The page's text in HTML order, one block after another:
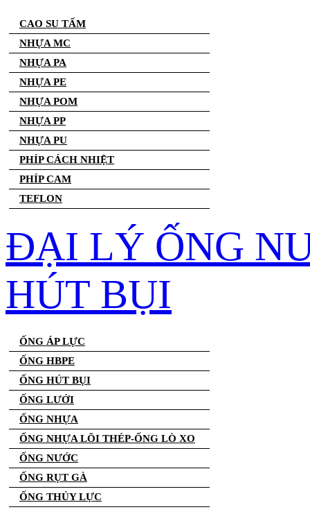
CAO SU TẤM
NHỰA MC
NHỰA PA
NHỰA PE
NHỰA POM
NHỰA PP
NHỰA PU
PHÍP CÁCH NHIỆT
PHÍP CAM
TEFLON
ĐẠI LÝ ỐNG
HÚT BỤI
ỐNG ÁP LỰC
ỐNG HBPE
ỐNG HÚT BỤI
ỐNG LƯỚI
ỐNG NHỰA
ỐNG NHỰA LÕI THÉP-ỐNG LÒ XO
ỐNG NƯỚC
ỐNG RỤT GÀ
ỐNG THỦY LỰC